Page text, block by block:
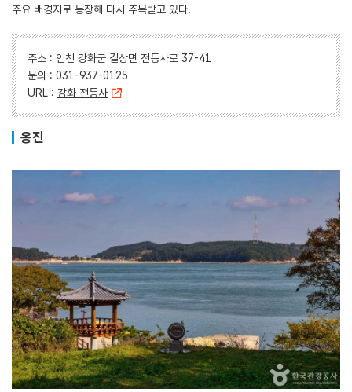
주요 배경지로 등장해 다시 주목받고 있다.
주소 : 인천 강화군 길상면 전등사로 37-41
문의 : 031-937-0125
URL : 강화 전등사
옹진